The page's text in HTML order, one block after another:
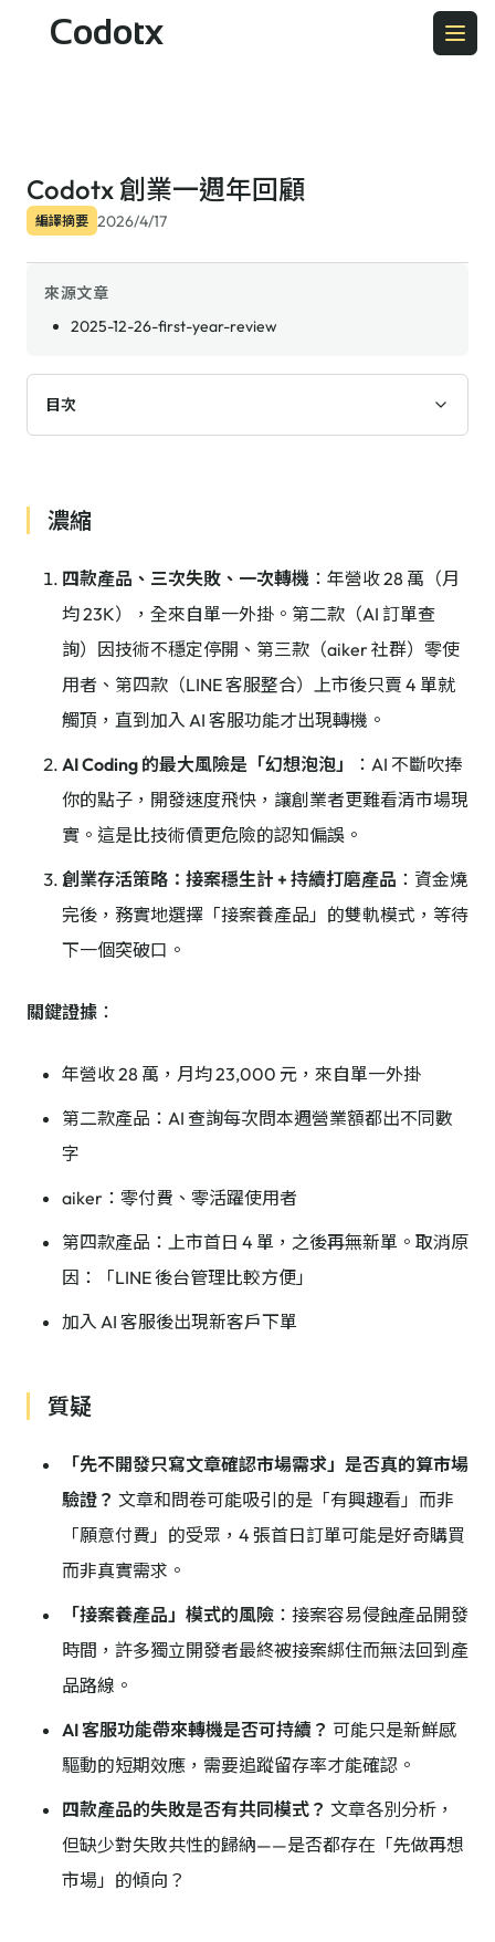
Codotx
Codotx 創業一週年回顧
編譯摘要 2026/4/17
來源文章
2025-12-26-first-year-review
目次
濃縮
四款產品、三次失敗、一次轉機 ：年營收 28 萬（月
均 23K），全來自單一外掛。第二款（AI 訂單查
詢）因技術不穩定停開、第三款（aiker 社群）零使
用者、第四款（LINE 客服整合）上市後只賣 4 單就
觸頂，直到加入 AI 客服功能才出現轉機。
AI Coding 的最大風險是「幻想泡泡」
：AI 不斷吹捧
你的點子，開發速度飛快，讓創業者更難看清市場現
實。這是比技術債更危險的認知偏誤。
創業存活策略：接案穩生計 + 持續打磨產品 ：資金燒
完後，務實地選擇「接案養產品」的雙軌模式，等待
下一個突破口。
關鍵證據 ：
年營收 28 萬，月均 23,000 元，來自單一外掛
第二款產品：AI 查詢每次問本週營業額都出不同數
字
aiker：零付費、零活躍使用者
第四款產品：上市首日 4 單，之後再無新單。取消原
因：「LINE 後台管理比較方便」
加入 AI 客服後出現新客戶下單
質疑
「先不開發只寫文章確認市場需求」是否真的算市場
驗證？ 文章和問卷可能吸引的是「有興趣看」而非
「願意付費」的受眾，4 張首日訂單可能是好奇購買
而非真實需求。
「接案養產品」模式的風險 ：接案容易侵蝕產品開發
時間，許多獨立開發者最終被接案綁住而無法回到產
品路線。
AI 客服功能帶來轉機是否可持續？ 可能只是新鮮感
驅動的短期效應，需要追蹤留存率才能確認。
四款產品的失敗是否有共同模式？ 文章各別分析，
但缺少對失敗共性的歸納——是否都存在「先做再想
市場」的傾向？